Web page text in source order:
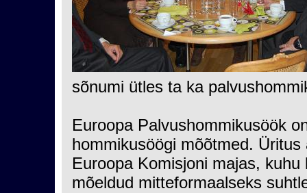
sõnumi ütles ta ka
Euroopa Palvushommikusöök
hommikusöögi mõõtmed.
Euroopa Komisjoni majas,
mõeldud mitteformaalseks